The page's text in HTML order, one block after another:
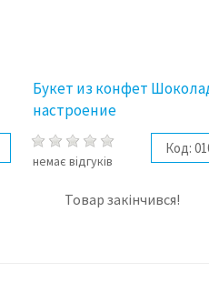
Букет из конфет
настроение
немає відгуків
Код:
Товар закінчився!